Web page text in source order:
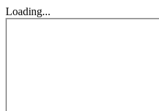
Loading...